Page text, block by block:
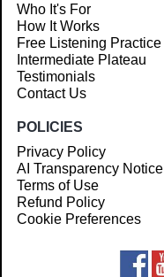
Who It's For
How It Works
Free Listening Practice
Intermediate Plateau
Testimonials
Contact Us
POLICIES
Privacy Policy
AI Transparency Notice
Terms of Use
Refund Policy
Cookie Preferences